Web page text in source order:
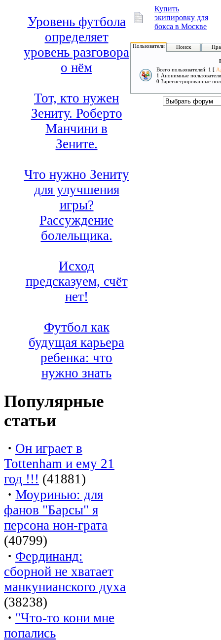
Уровень футбола
определяет
уровень разговора
о нём
Тот, кто нужен
Зениту. Роберто
Манчини в
Зените.
Что нужно Зениту
для улучшения
игры?
Рассуждение
болельщика.
Исход
предсказуем, счёт
нет!
Футбол как
будущая карьера
ребенка: что
нужно знать
Популярные
статьи
· Он играет в
Tottenham и ему 21
год !!! (41881)
· Моуринью: для
фанов "Барсы" я
персона нон-грата
(40799)
· Фердинанд:
сборной не хватает
манкунианского духа
(38238)
· "Что-то кони мне
попались
Купить
экипировку для
бокса в Москве
Пользователи Поиск
Всего пользователей: 1 [
1 Анонимные пользователи
0 Зарегистрированные